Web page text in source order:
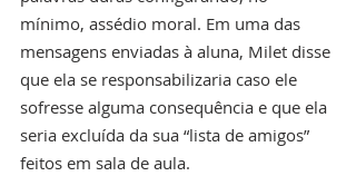
mínimo, assédio moral. Em uma das
mensagens enviadas à aluna, Milet disse
que ela se responsabilizaria caso ele
sofresse alguma consequência e que ela
seria excluída da sua “lista de amigos”
feitos em sala de aula.